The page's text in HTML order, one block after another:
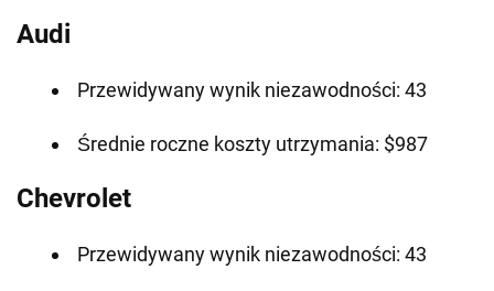
Audi
Przewidywany wynik niezawodności: 43
Średnie roczne koszty utrzymania: $987
Chevrolet
Przewidywany wynik niezawodności: 43